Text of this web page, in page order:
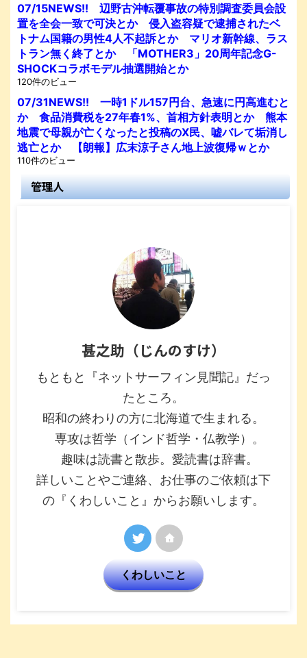
07/15NEWS!! 辺野古沖転覆事故の特別調査委員会設
置を全会一致で可決とか 侵入盗容疑で逮捕されたベ
トナム国籍の男性4人不起訴とか マリオ新幹線、ラス
トラン無く終了とか 「MOTHER3」20周年記念G-
SHOCKコラボモデル抽選開始とか
120件のビュー
07/31NEWS!! 一時1ドル157円台、急速に円高進むと
か 食品消費税を27年春1%、首相方針表明とか 熊本
地震で母親が亡くなったと投稿のX民、嘘バレて垢消し
逃亡とか 【朗報】広末涼子さん地上波復帰ｗとか
110件のビュー
管理人
甚之助（じんのすけ）
もともと『ネットサーフィン見聞記』だっ
たところ。
昭和の終わりの方に北海道で生まれる。
専攻は哲学（インド哲学・仏教学）。
趣味は読書と散歩。愛読書は辞書。
詳しいことやご連絡、お仕事のご依頼は下
の『くわしいこと』からお願いします。
くわしいこと